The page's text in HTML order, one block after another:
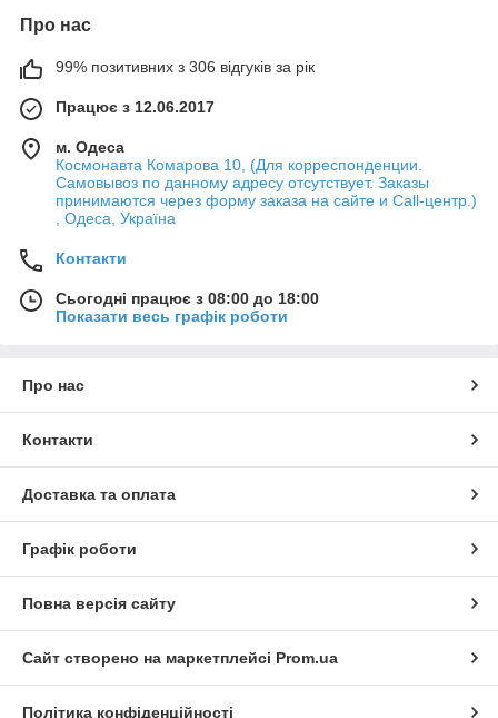
Про нас
99% позитивних з 306 відгуків за рік
Працює з 12.06.2017
м. Одеса
Космонавта Комарова 10, (Для корреспонденции.
Самовывоз по данному адресу отсутствует. Заказы
принимаются через форму заказа на сайте и Call-центр.)
, Одеса, Україна
Контакти
Сьогодні працює з 08:00 до 18:00
Показати весь графік роботи
Про нас
Контакти
Доставка та оплата
Графік роботи
Повна версія сайту
Сайт створено на маркетплейсі Prom.ua
Політика конфіденційності